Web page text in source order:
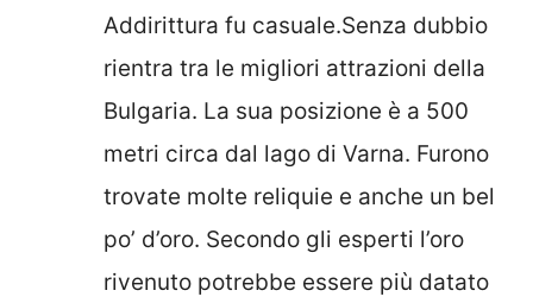
Addirittura fu casuale.Senza dubbio
rientra tra le migliori attrazioni della
Bulgaria. La sua posizione è a 500
metri circa dal lago di Varna. Furono
trovate molte reliquie e anche un bel
po’ d’oro. Secondo gli esperti l’oro
rivenuto potrebbe essere più datato